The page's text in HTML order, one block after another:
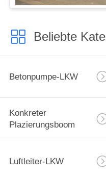
Beliebte
Betonpumpe-LKW
Konkreter
Plazierungsboom
Luftleiter-LKW